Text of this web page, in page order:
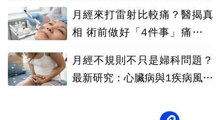
月經來打雷射比較痛？醫揭真
相 術前做好「4件事」痛感有
月經不規則不只是婦科問題？
最新研究：心臟病與1疾病風險